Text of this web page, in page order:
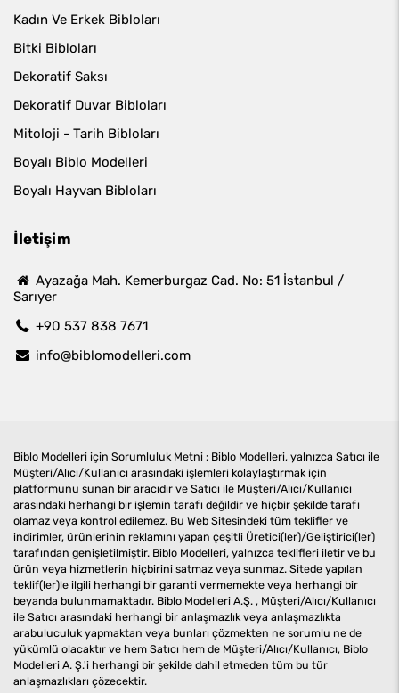
Kadın Ve Erkek Bibloları
Bitki Bibloları
Dekoratif Saksı
Dekoratif Duvar Bibloları
Mitoloji - Tarih Bibloları
Boyalı Biblo Modelleri
Boyalı Hayvan Bibloları
İletişim
Ayazağa Mah. Kemerburgaz Cad. No: 51 İstanbul /
Sarıyer
+90 537 838 7671
info@biblomodelleri.com
Biblo Modelleri için Sorumluluk Metni : Biblo Modelleri, yalnızca Satıcı ile
Müşteri/Alıcı/Kullanıcı arasındaki işlemleri kolaylaştırmak için
platformunu sunan bir aracıdır ve Satıcı ile Müşteri/Alıcı/Kullanıcı
arasındaki herhangi bir işlemin tarafı değildir ve hiçbir şekilde tarafı
olamaz veya kontrol edilemez. Bu Web Sitesindeki tüm teklifler ve
indirimler, ürünlerinin reklamını yapan çeşitli Üretici(ler)/Geliştirici(ler)
tarafından genişletilmiştir. Biblo Modelleri, yalnızca teklifleri iletir ve bu
ürün veya hizmetlerin hiçbirini satmaz veya sunmaz. Sitede yapılan
teklif(ler)le ilgili herhangi bir garanti vermemekte veya herhangi bir
beyanda bulunmamaktadır. Biblo Modelleri A.Ş. , Müşteri/Alıcı/Kullanıcı
ile Satıcı arasındaki herhangi bir anlaşmazlık veya anlaşmazlıkta
arabuluculuk yapmaktan veya bunları çözmekten ne sorumlu ne de
yükümlü olacaktır ve hem Satıcı hem de Müşteri/Alıcı/Kullanıcı, Biblo
Modelleri A. Ş.'i herhangi bir şekilde dahil etmeden tüm bu tür
anlaşmazlıkları çözecektir.